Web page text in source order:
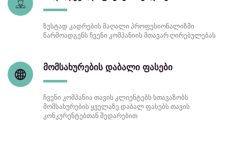
ზუსტად კადრების მაღალი პროფესიონალიზმი
წარმოადგენს ჩვენი კომპანიის მთავარ ღირებულებას
მომსახურების დაბალი ფასები
ჩვენი კომპანია თავის კლიენტებს სთავაზობს
მომსახურების ყველაზე დაბალ ფასებს თავის
კონკურენტებთან შედარებით